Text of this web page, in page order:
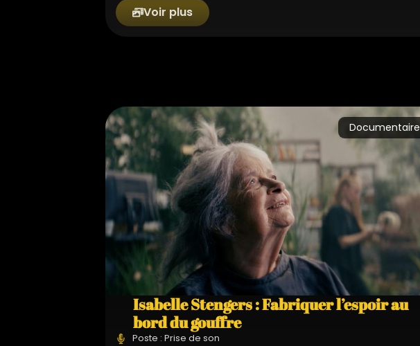
Voir plus
Isabelle Stengers : Fabriquer l’espoir au
bord du gouffre
Documentaire
Poste : Prise de son